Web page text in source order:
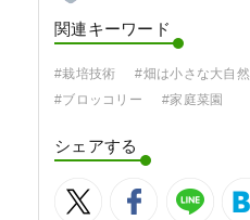
関連キーワード
#栽培技術 #畑は小さな大自然
#ブロッコリー
#家庭菜園
シェアする